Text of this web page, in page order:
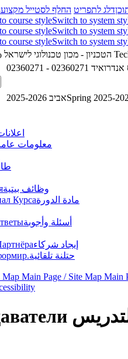
דלג לתפריט החלף לסטייל מקצוע
course styleSwitch to system
course styleSwitch to system
course styleSwitch to system
אנדרואיד
אביב 2025-2026Spring 2025-
معلومات
وظائف بيتية
Курсаمادة الدورة
أسئلة وأجوبة
إيجاد شركاء
حتلنة تلقائية
Map Main Page / Site Map Main